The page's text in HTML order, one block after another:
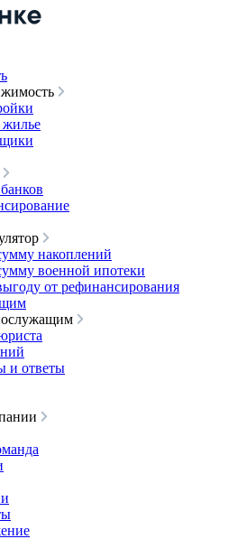
жилье
накоплений
военной ипотеки
от рефинансирования
и ответы